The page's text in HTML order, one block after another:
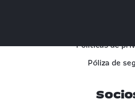
Políticas de
Póliza de